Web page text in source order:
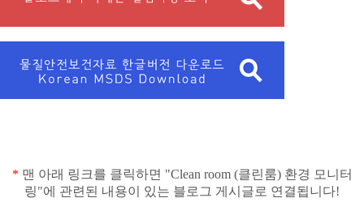
* 맨 아래 링크를 클릭하면 "Clean room (클린룸) 환경 모니터
링"에 관련된 내용이 있는 블로그 게시글로 연결됩니다!